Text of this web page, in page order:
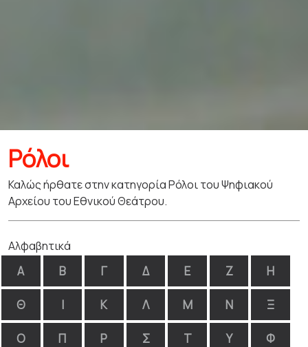
Ρόλοι
Καλώς ήρθατε στην κατηγορία Ρόλοι του Ψηφιακού
Αρχείου του Εθνικού Θεάτρου.
Αλφαβητικά
Α Β Γ Δ Ε Ζ Η
Θ Ι Κ Λ Μ Ν Ξ
Ο Π Ρ Σ Τ Υ Φ